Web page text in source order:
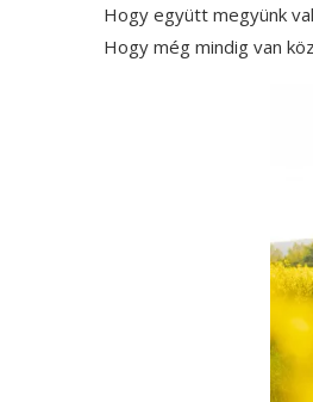
Hogy együtt megyünk
Hogy még mindig van